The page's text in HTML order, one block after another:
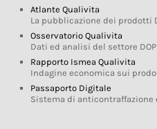
Atlante Qualivita
La pubblicazione dei prodotti
Osservatorio Qualivita
Dati ed analisi del settore DOP
Rapporto Ismea Qualivita
Indagine economica sui
Passaporto Digitale
Sistema di anticontraffazione